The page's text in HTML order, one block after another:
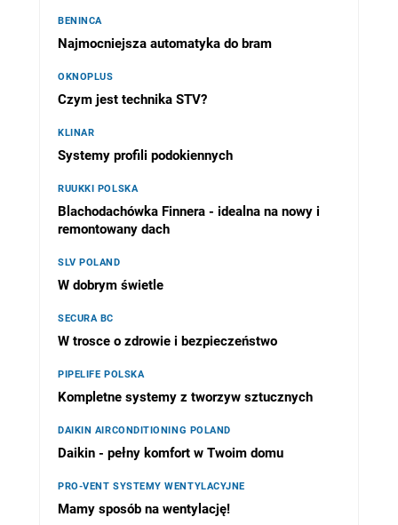
BENINCA
Najmocniejsza automatyka do bram
OKNOPLUS
Czym jest technika STV?
KLINAR
Systemy profili podokiennych
RUUKKI POLSKA
Blachodachówka Finnera - idealna na nowy i
remontowany dach
SLV POLAND
W dobrym świetle
SECURA BC
W trosce o zdrowie i bezpieczeństwo
PIPELIFE POLSKA
Kompletne systemy z tworzyw sztucznych
DAIKIN AIRCONDITIONING POLAND
Daikin - pełny komfort w Twoim domu
PRO-VENT SYSTEMY WENTYLACYJNE
Mamy sposób na wentylację!